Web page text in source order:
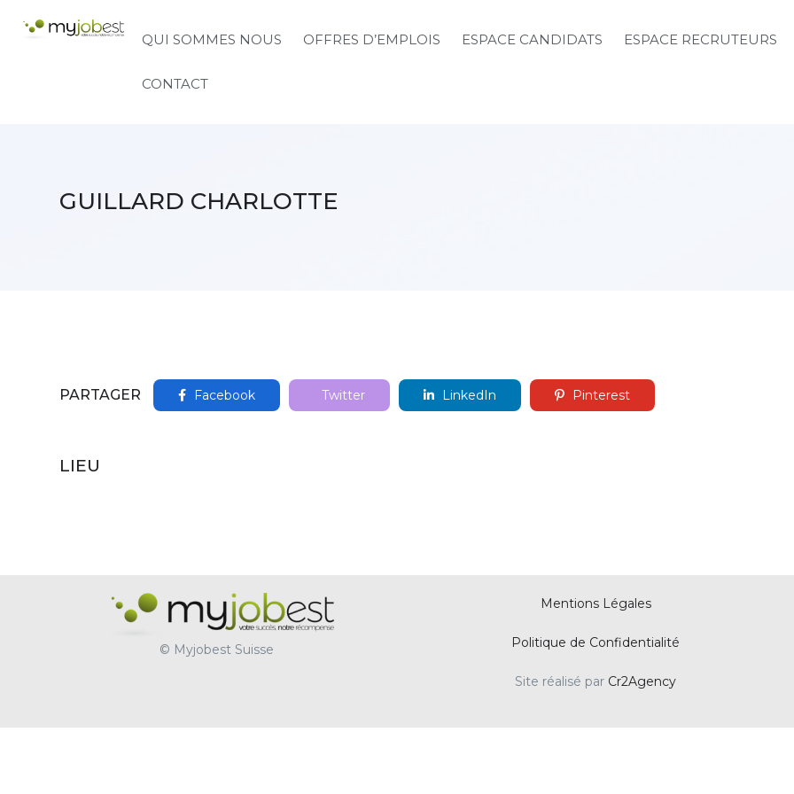
QUI SOMMES NOUS OFFRES D’EMPLOIS ESPACE CANDIDATS ESPACE RECRUTEURS
CONTACT
GUILLARD CHARLOTTE
PARTAGER Facebook Twitter LinkedIn Pinterest
LIEU
© Myjobest Suisse
Mentions Légales
Politique de Confidentialité
Site réalisé par Cr2Agency